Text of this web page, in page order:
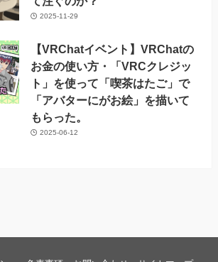
2025-11-29
【VRChatイベント】VRChatの
お金の使い方・「VRCクレジッ
ト」を使って「喫茶はたご」で
「アバターにがお絵」を描いて
もらった。
2025-06-12